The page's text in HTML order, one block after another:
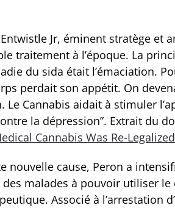
Jr, éminent stratège et
traitement à l’époque. La
du sida était l’émaciation.
perdait son appétit. On
Cannabis aidait à stimuler
la dépression”. Extrait du
Cannabis Was Re-
nouvelle cause, Peron a
malades à pouvoir utiliser le
Associé à l’arrestation